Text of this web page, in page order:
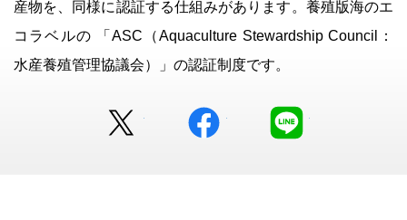
産物を、同様に認証する仕組みがあります。養殖版海のエ
コラベルの 「ASC（Aquaculture Stewardship Council：
水産養殖管理協議会）」の認証制度です。
facebook